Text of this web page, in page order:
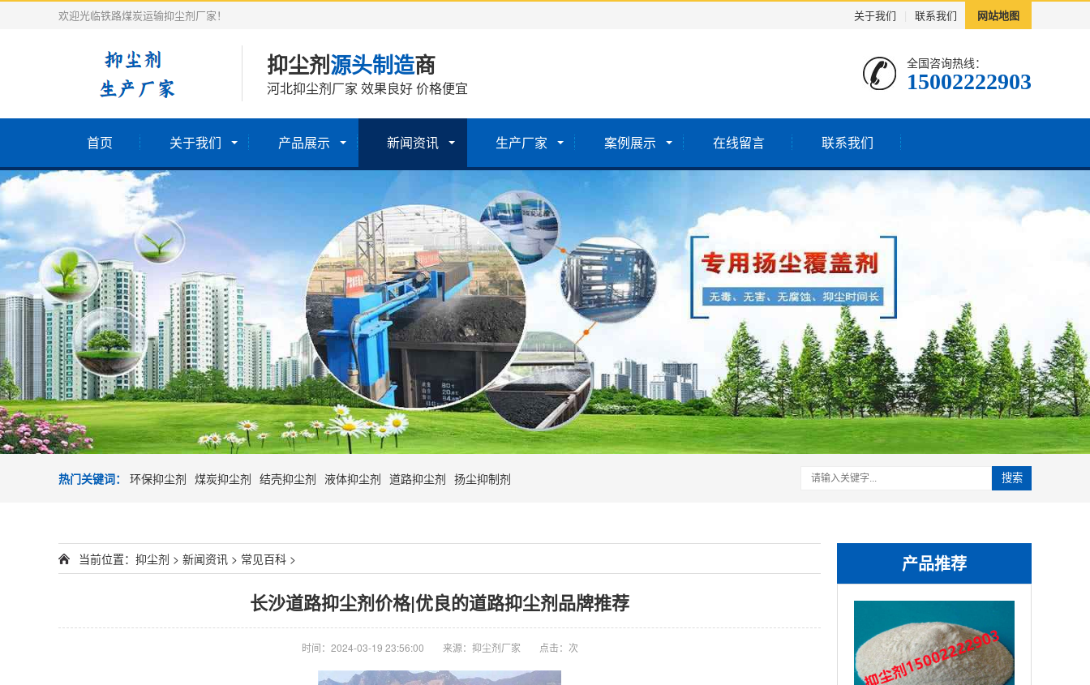
关于我们 联系我们 网站地图
欢迎光临铁路煤炭运输抑尘剂厂家！
抑尘剂源头制造商
河北抑尘剂厂家 效果良好 价格便宜
全国咨询热线：
15002222903
首页 关于我们 产品展示 新闻资讯 生产厂家 案例展示 在线留言 联系我们
热门关键词： 环保抑尘剂 煤炭抑尘剂 结壳抑尘剂 液体抑尘剂 道路抑尘剂 扬尘抑制剂 搜索
产品推荐
当前位置： 抑尘剂 > 新闻资讯 > 常见百科 >
长沙道路抑尘剂价格|优良的道路抑尘剂品牌推荐
时间：2024-03-19 23:56:00 来源：抑尘剂厂家 点击： 次